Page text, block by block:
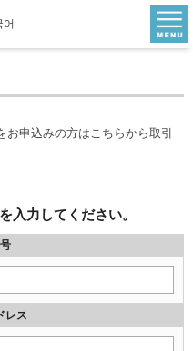
어
申込みの方はこちらから取引
入力してください。
レス